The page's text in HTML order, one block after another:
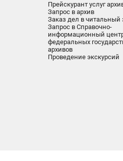
Прейскурант услуг
Запрос в архив
Заказ дел в читальный
Запрос в Справочно-
информационный
федеральных
архивов
Проведение экскурсий